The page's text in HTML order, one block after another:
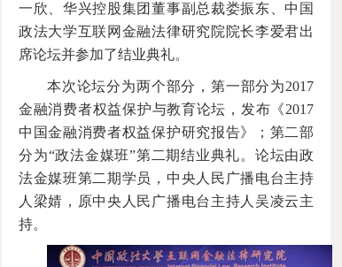
一欣、华兴控股集团董事副总裁娄振东、中国
政法大学互联网金融法律研究院院长李爱君出
席论坛并参加了结业典礼。
本次论坛分为两个部分，第一部分为2017
金融消费者权益保护与教育论坛，发布《2017
中国金融消费者权益保护研究报告》；第二部
分为“政法金媒班”第二期结业典礼。论坛由政
法金媒班第二期学员，中央人民广播电台主持
人梁婧，原中央人民广播电台主持人吴凌云主
持。